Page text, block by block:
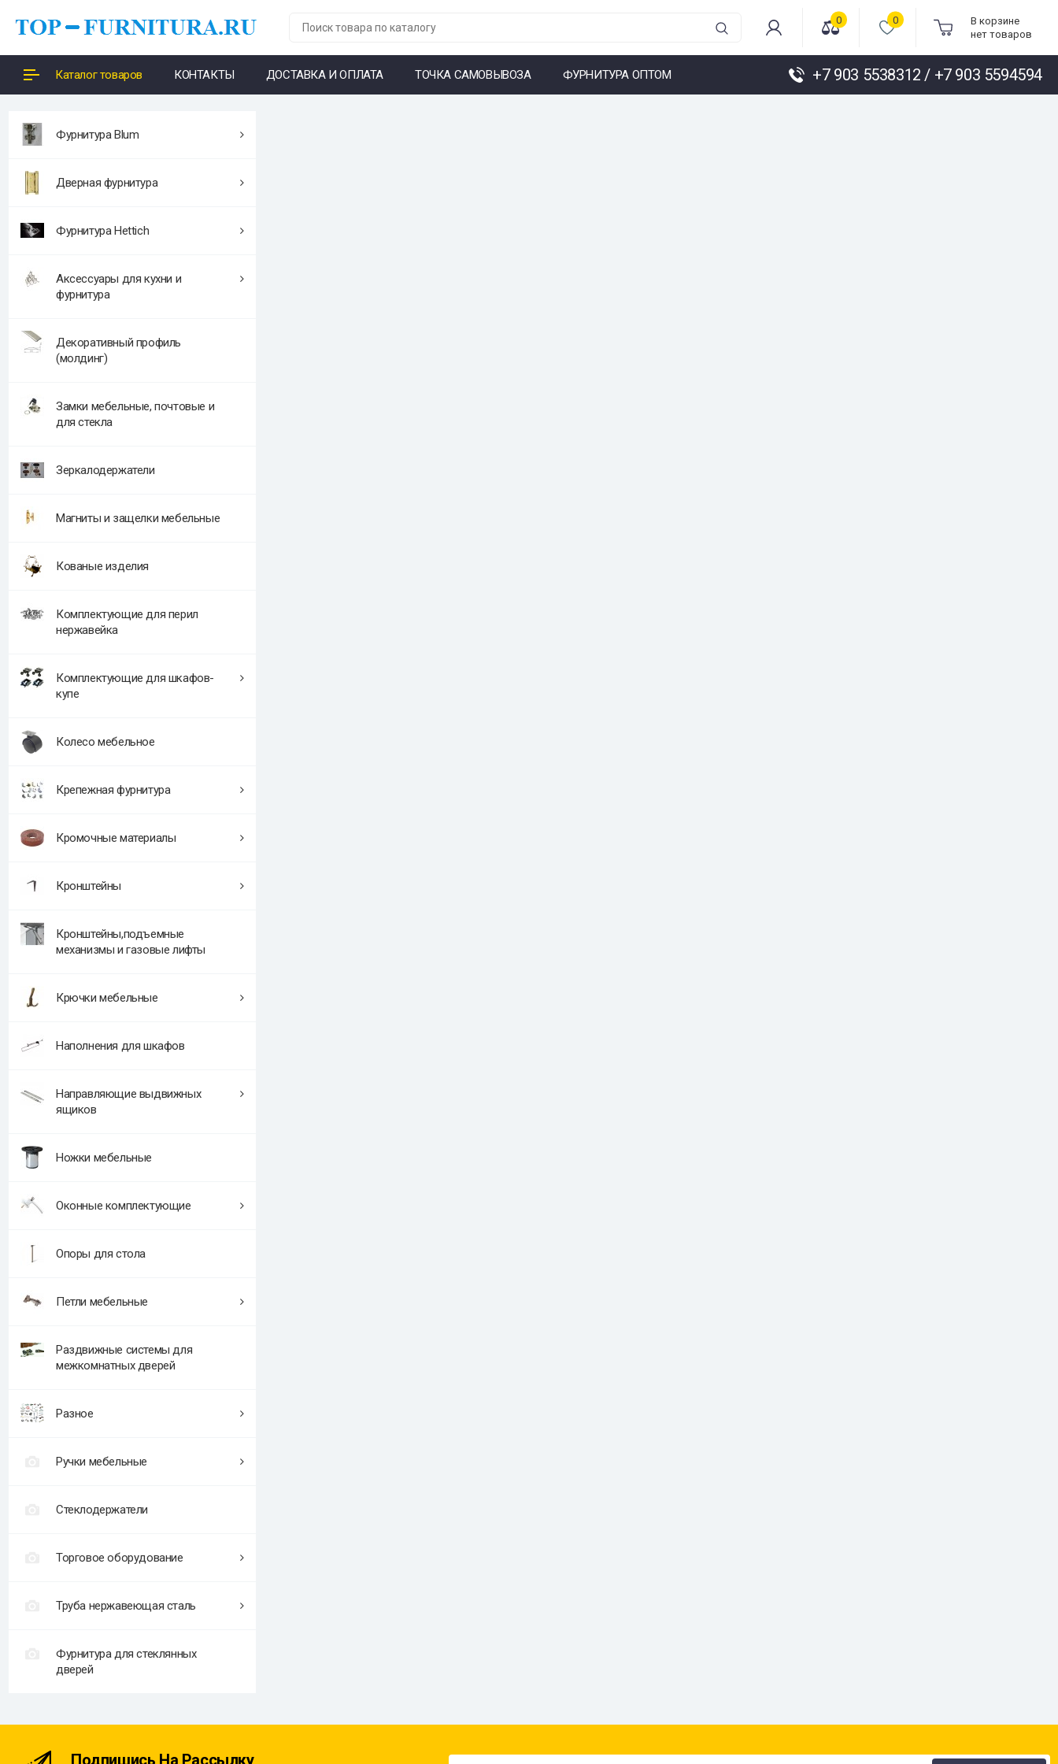
0 0
В корзине
нет товаров
Каталог товаров КОНТАКТЫ ДОСТАВКА И ОПЛАТА ТОЧКА САМОВЫВОЗА ФУРНИТУРА ОПТОМ +7 903 5538312 / +7 903 5594594
Фурнитура Blum
Дверная фурнитура
Фурнитура Hettich
Аксессуары для кухни и
фурнитура
Декоративный профиль
(молдинг)
Замки мебельные, почтовые и
для стекла
Зеркалодержатели
Магниты и защелки мебельные
Кованые изделия
Комплектующие для перил
нержавейка
Комплектующие для шкафов-
купе
Колесо мебельное
Крепежная фурнитура
Кромочные материалы
Кронштейны
Кронштейны,подъемные
механизмы и газовые лифты
Крючки мебельные
Наполнения для шкафов
Направляющие выдвижных
ящиков
Ножки мебельные
Оконные комплектующие
Опоры для стола
Петли мебельные
Раздвижные системы для
межкомнатных дверей
Разное
Ручки мебельные
Стеклодержатели
Торговое оборудование
Труба нержавеющая сталь
Фурнитура для стеклянных
дверей
Подпишись На Рассылку